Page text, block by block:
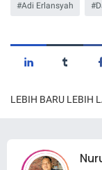
Adi Erlansyah
LEBIH BARU LEBIH